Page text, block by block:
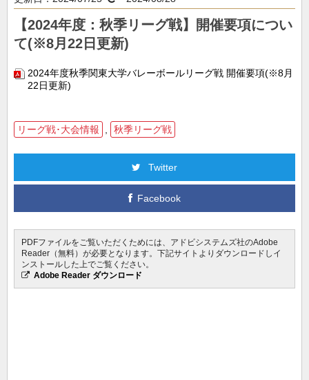
【2024年度：秋季リーグ戦】開催要項につい
て(※8月22日更新)
2024年度秋季関東大学バレーボールリーグ戦 開催要項(※8月
22日更新)
リーグ戦･大会情報 秋季リーグ戦
Twitter
Facebook
PDFファイルをご覧いただくためには、アドビシステムズ社のAdobe
Reader（無料）が必要となります。下記サイトよりダウンロードしイ
ンストールした上でご覧ください。
Adobe Reader ダウンロード